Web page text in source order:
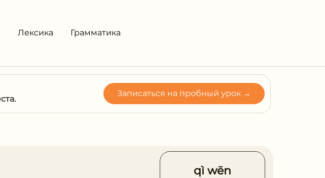
Лексика Грамматика
Записаться на пробный урок →
qì wēn